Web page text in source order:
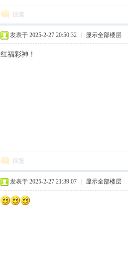
回复
发表于 2025-2-27 20:50:32 显示全部楼层
红福彩神！
回复
发表于 2025-2-27 21:39:07 显示全部楼层